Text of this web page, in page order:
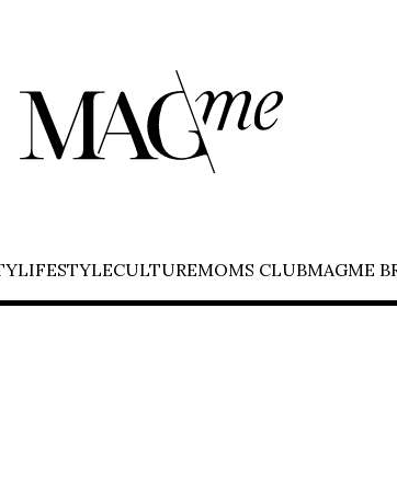
LIFESTYLECULTUREMOMS CLUBMAGME